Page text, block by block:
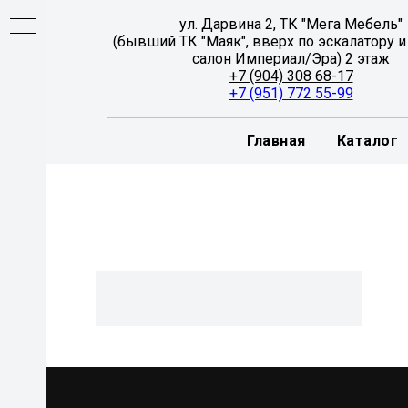
ул. Дарвина 2, ТК "Мега Мебель"
(бывший ТК "Маяк", вверх по эскалатору и
салон Империал/Эра) 2 этаж
+7 (904) 308 68-17
+7 (951) 772 55-99
Главная Каталог